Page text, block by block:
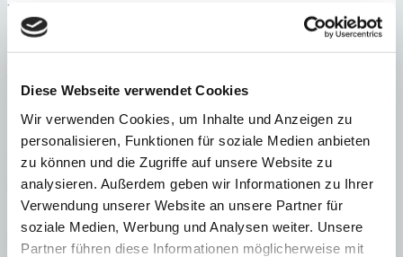
Diese Webseite verwendet Cookies
Wir verwenden Cookies, um Inhalte und Anzeigen zu
personalisieren, Funktionen für soziale Medien anbieten
zu können und die Zugriffe auf unsere Website zu
analysieren. Außerdem geben wir Informationen zu Ihrer
Verwendung unserer Website an unsere Partner für
soziale Medien, Werbung und Analysen weiter. Unsere
Partner führen diese Informationen möglicherweise mit
Bei einer weiteren „Generalklausel“, die besonders Banken bei
Zwangsverkäufen gern zum Vertragsinhalt machen wollen, sollten
alle Alarmglocken läuten. Sie lautet: „El comprador declara
expresamente conocer y aceptar la situatcion jurídica y urbanística –
Situation der Immobilie zu kennen und zu akzeptieren“. Diese
Rechtsmängeln, insbesondere im urbanistischen Bereich ab. Da
kann sich nachträglich herausstellen, dass das Grundstück überbaut
ist, Gebäudeteile ohne Genehmigung errichtet wurden, das Haus
gar im Naturschutzgebiet steht und eine Abriss-Verfügung droht: in
all diesen Fällen wird es bei der Vereinbarung dieser Generalklausel
kaum möglich sein, den Vertrag aufzulösen oder
Schadenersatzansprüche geltend zu machen. Eine solche Klausel
sollte deshalb nur unterzeichnet werden, wenn der Berater alle
Dokumente sorgsam geprüft hat.